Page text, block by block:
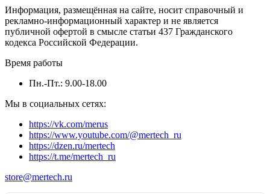
Информация, размещённая на сайте, носит справочный и
рекламно-информационный характер и не является
публичной офертой в смысле статьи 437 Гражданского
кодекса Российской Федерации.
Время работы
Пн.-Пт.: 9.00-18.00
Мы в социальных сетях:
https://vk.com/merus
https://www.youtube.com/@mertech_ru
https://dzen.ru/mertech
https://t.me/mertech_ru
store@mertech.ru